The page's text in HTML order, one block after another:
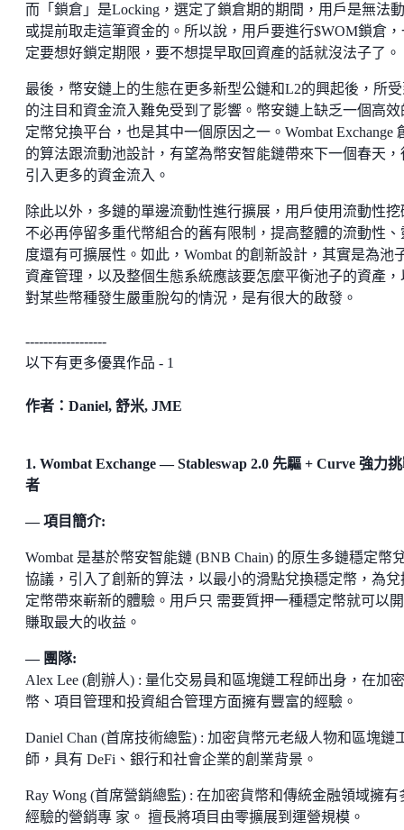
而「鎖倉」是Locking，選定了鎖倉期的期間，用戶是無法
或提前取走這筆資金的。所以說，用戶要進行$WOM鎖倉，
定要想好鎖定期限，要不想提早取回資產的話就沒法子了。
最後，幣安鏈上的生態在更多新型公鏈和L2的興起後，所
的注目和資金流入難免受到了影響。幣安鏈上缺乏一個高效
定幣兌換平台，也是其中一個原因之一。Wombat Exchange
的算法跟流動池設計，有望為幣安智能鏈帶來下一個春天，
引入更多的資金流入。
除此以外，多鏈的單邊流動性進行擴展，用戶使用流動性挖
不必再停留多重代幣組合的舊有限制，提高整體的流動性、
度還有可擴展性。如此，Wombat 的創新設計，其實是為池
資產管理，以及整個生態系統應該要怎麼平衡池子的資產，
對某些幣種發生嚴重脫勾的情況，是有很大的啟發。
------------------
以下有更多優異作品 - 1
作者：Daniel, 舒米, JME
1. Wombat Exchange — Stableswap 2.0 先驅 + Curve 強力
者
— 項目簡介:
Wombat 是基於幣安智能鏈 (BNB Chain) 的原生多鏈穩定幣
協議，引入了創新的算法，以最小的滑點兌換穩定幣，為兌
定幣帶來嶄新的體驗。用戶只 需要質押一種穩定幣就可以
賺取最大的收益。
— 團隊:
Alex Lee (創辦人) : 量化交易員和區塊鏈工程師出身，在加
幣、項目管理和投資組合管理方面擁有豐富的經驗。
Daniel Chan (首席技術總監) : 加密貨幣元老級人物和區塊鏈
師，具有 DeFi、銀行和社會企業的創業背景。
Ray Wong (首席營銷總監) : 在加密貨幣和傳統金融領域擁有
經驗的營銷專 家。 擅長將項目由零擴展到運營規模。